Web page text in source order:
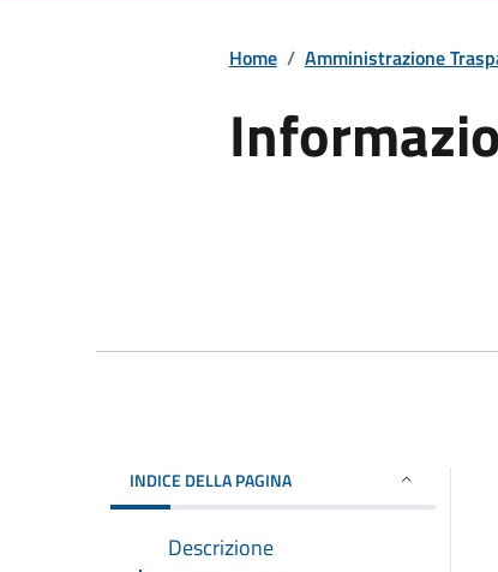
Home / Amministrazione
INDICE DELLA PAGINA
Descrizione